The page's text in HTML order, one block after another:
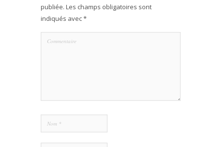
publiée. Les champs obligatoires sont
indiqués avec*